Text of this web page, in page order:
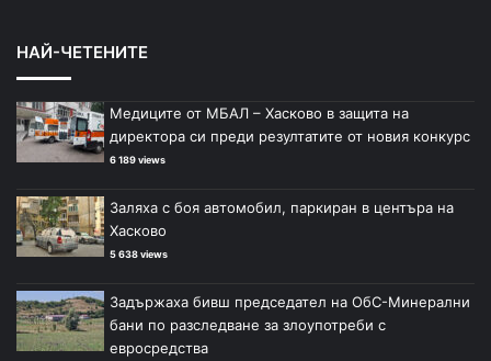
НАЙ-ЧЕТЕНИТЕ
Медиците от МБАЛ – Хасково в защита на
директора си преди резултатите от новия конкурс
6 189 views
Заляха с боя автомобил, паркиран в центъра на
Хасково
5 638 views
Задържаха бивш председател на ОбС-Минерални
бани по разследване за злоупотреби с
евросредства